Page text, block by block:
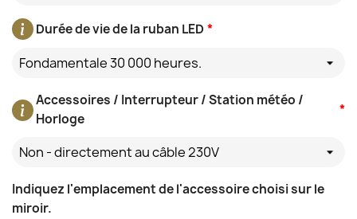
*
Durée de vie de la ruban LED
Fondamentale 30 000 heures.
*
Accessoires / Interrupteur / Station météo /
Horloge
Non - directement au câble 230V
Indiquez l'emplacement de l'accessoire choisi sur le
miroir.